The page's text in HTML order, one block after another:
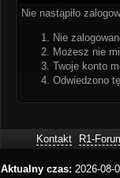
Nie nastąpiło
Nie
Możesz nie
Twoje konto
Odwiedzono
Kontakt R1-
Aktualny czas: 2026-08-